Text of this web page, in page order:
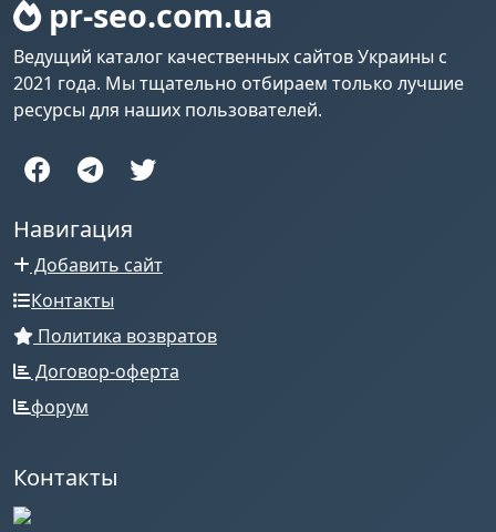
pr-seo.com.ua
Ведущий каталог качественных сайтов Украины с
2021 года. Мы тщательно отбираем только лучшие
ресурсы для наших пользователей.
Навигация
Добавить сайт
Контакты
Политика возвратов
Договор-оферта
форум
Контакты